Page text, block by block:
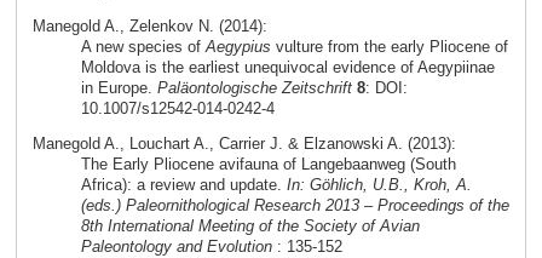
Manegold A., Zelenkov N. (2014):
A new species of Aegypius vulture from the early Pliocene of
Moldova is the earliest unequivocal evidence of Aegypiinae
in Europe. Paläontologische Zeitschrift 8: DOI:
10.1007/s12542-014-0242-4
Manegold A., Louchart A., Carrier J. & Elzanowski A. (2013):
The Early Pliocene avifauna of Langebaanweg (South
Africa): a review and update. In: Göhlich, U.B., Kroh, A.
(eds.) Paleornithological Research 2013 – Proceedings of the
8th International Meeting of the Society of Avian
Paleontology and Evolution: 135-152